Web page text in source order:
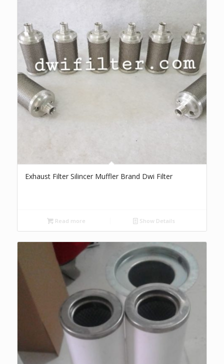
Exhaust Filter Silincer Muffler Brand Dwi Filter
Read more Show Details